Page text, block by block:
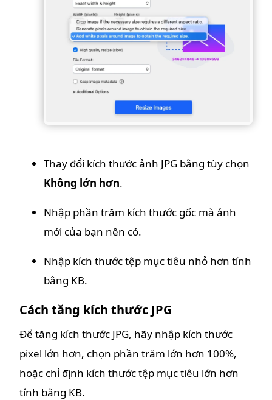
Thay đổi kích thước ảnh JPG bằng tùy chọn
Không lớn hơn.
Nhập phần trăm kích thước gốc mà ảnh
mới của bạn nên có.
Nhập kích thước tệp mục tiêu nhỏ hơn tính
bằng KB.
Cách tăng kích thước JPG
Để tăng kích thước JPG, hãy nhập kích thước
pixel lớn hơn, chọn phần trăm lớn hơn 100%,
hoặc chỉ định kích thước tệp mục tiêu lớn hơn
tính bằng KB.